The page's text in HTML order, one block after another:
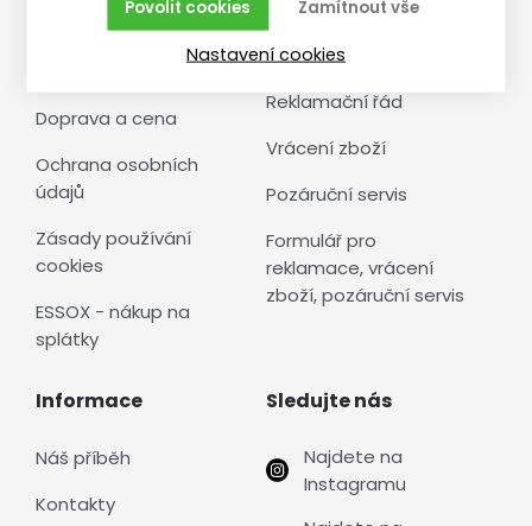
Vše o nákupu
Doprava a cena
Ochrana osobních
údajů
Zásady používání
cookies
ESSOX - nákup na
splátky
Reklamace,
vrácení, servis
Reklamační řád
Vrácení zboží
Pozáruční servis
Formulář pro
reklamace, vrácení
zboží, pozáruční servis
Informace
Náš příběh
Kontakty
Sledujte nás
Najdete na
Instagramu
Zamítnout vše
Povolit cookies
Nastavení cookies